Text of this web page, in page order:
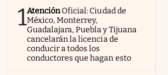
1AtenciónOficial: Ciudad de
México, Monterrey,
Guadalajara, Puebla y Tijuana
cancelarán la licencia de
conducir a todos los
conductores que hagan esto